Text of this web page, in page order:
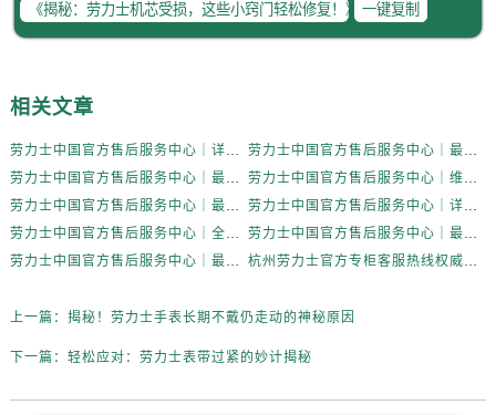
北京市朝阳区建国门外大街甲6号华熙国际中心D座11层1102室劳力士售后服务中心（需提前预约）
北京市东城区东长安街1号王府井东方广场W3座6层602室劳力士售后服务中心（需提前预约）
河北省保定市竞秀区朝阳北大街北国先天下劳力士售后服务中心（需提前预约）
内蒙古自治区阿拉善盟市左旗土尔扈特大街劳力士售后服务中心（需提前预约）
内蒙古自治区巴彦淖尔市临河区新华街劳力士售后服务中心（需提前预约）
一键复制
相关文章
劳力士中国官方售后服务中心｜详细官方热线及维修地址权威信息通知（2026年7月最新）
劳力士中国官方售后服务中心｜最新热线和详细网点地址权威信息通告（2026年7月最新）
劳力士中国官方售后服务中心｜最新电话和详细维修地址权威信息通告（2026年7月最新）
劳力士中国官方售后服务中心｜维修地址与售后服务电话权威信息通告（2026年7月最新）
劳力士中国官方售后服务中心｜最新维修地址与官方客服电话权威信息通知（2026年7月最新）
劳力士中国官方售后服务中心｜详细地址与官方服务热线权威信息通知（2026年7月最新）
劳力士中国官方售后服务中心｜全新服务热线及完整地址权威信息声明（2026年7月最新）
劳力士中国官方售后服务中心｜最新官方地址和全部热线权威信息通告（2026年7月最新）
劳力士中国官方售后服务中心｜最新地址及官方售后热线权威信息声明（2026年7月最新）
杭州劳力士官方专柜客服热线权威信息公告（2026年7月最新）
上一篇： 揭秘！劳力士手表长期不戴仍走动的神秘原因
下一篇： 轻松应对：劳力士表带过紧的妙计揭秘